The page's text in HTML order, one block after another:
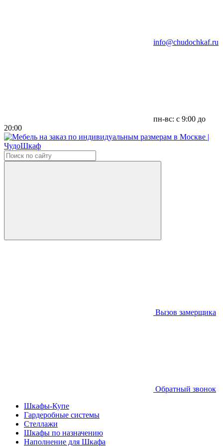
info@chudochkaf.ru
пн-вс: с 9:00 до
20:00
Вызов замерщика
Обратный звонок
Шкафы-Купе
Гардеробные системы
Стеллажи
Шкафы по назначению
Наполнение для Шкафа